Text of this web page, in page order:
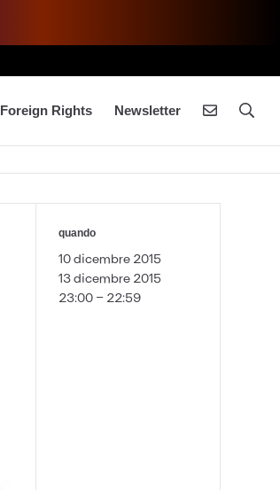
Foreign Rights Newsletter
quando
10 dicembre 2015
13 dicembre 2015
23:00 - 22:59